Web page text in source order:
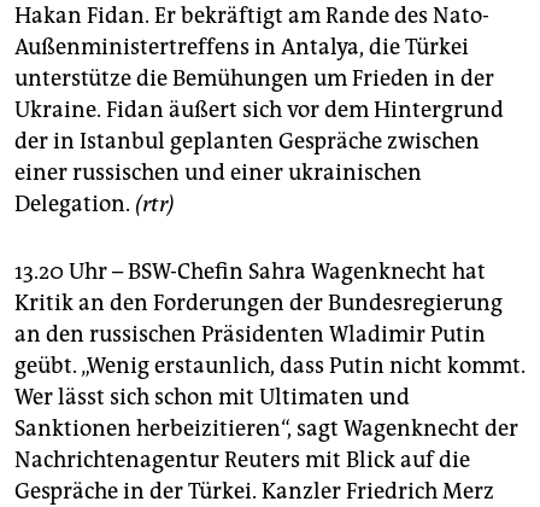
Hakan Fidan. Er bekräftigt am Rande des Nato-
Außenministertreffens in Antalya, die Türkei
unterstütze die Bemühungen um Frieden in der
Ukraine. Fidan äußert sich vor dem Hintergrund
der in Istanbul geplanten Gespräche zwischen
einer russischen und einer ukrainischen
Delegation. (rtr)
13.20 Uhr – BSW-Chefin Sahra Wagenknecht hat
Kritik an den Forderungen der Bundesregierung
an den russischen Präsidenten Wladimir Putin
geübt. „Wenig erstaunlich, dass Putin nicht kommt.
Wer lässt sich schon mit Ultimaten und
Sanktionen herbeizitieren“, sagt Wagenknecht der
Nachrichtenagentur Reuters mit Blick auf die
Gespräche in der Türkei. Kanzler Friedrich Merz